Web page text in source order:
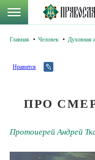
Главная Человек Духовная
Нравится
ПРО
Протоиерей Андрей